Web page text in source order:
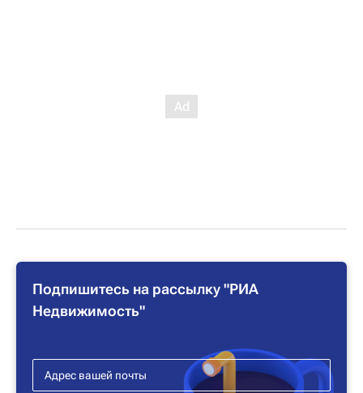
Подпишитесь на рассылку "РИА
Недвижимость"